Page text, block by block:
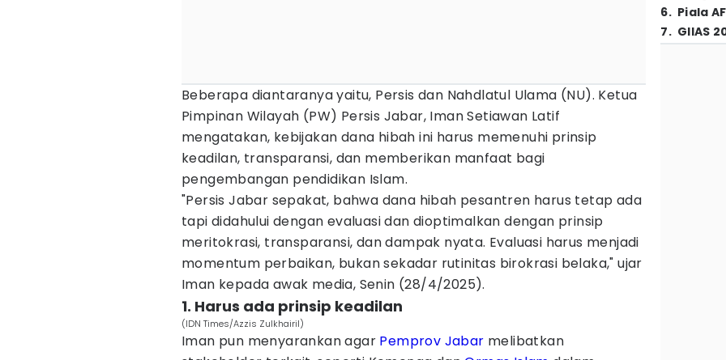
Beberapa diantaranya yaitu, Persis dan Nahdlatul Ulama (NU). Ketua
Pimpinan Wilayah (PW) Persis Jabar, Iman Setiawan Latif
mengatakan, kebijakan dana hibah ini harus memenuhi prinsip
keadilan, transparansi, dan memberikan manfaat bagi
pengembangan pendidikan Islam.
"Persis Jabar sepakat, bahwa dana hibah pesantren harus tetap ada
tapi didahului dengan evaluasi dan dioptimalkan dengan prinsip
meritokrasi, transparansi, dan dampak nyata. Evaluasi harus menjadi
momentum perbaikan, bukan sekadar rutinitas birokrasi belaka," ujar
Iman kepada awak media, Senin (28/4/2025).
1. Harus ada prinsip keadilan
(IDN Times/Azzis Zulkhairil)
Iman pun menyarankan agar Pemprov Jabar melibatkan
6. Piala
7. GIIAS